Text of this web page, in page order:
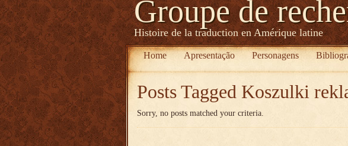
Groupe de
Histoire de la traduction en Amérique latine
Home Apresentação Personagens
Posts Tagged Koszulki
Sorry, no posts matched your criteria.